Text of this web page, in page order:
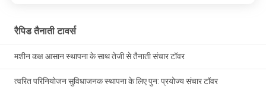
रैपिड तैनाती टावर्स
मशीन कक्ष आसान स्थापना के साथ तेजी से तैनाती संचार टॉवर
त्वरित परिनियोजन सुविधाजनक स्थापना के लिए पुन: प्रयोज्य संचार टॉवर